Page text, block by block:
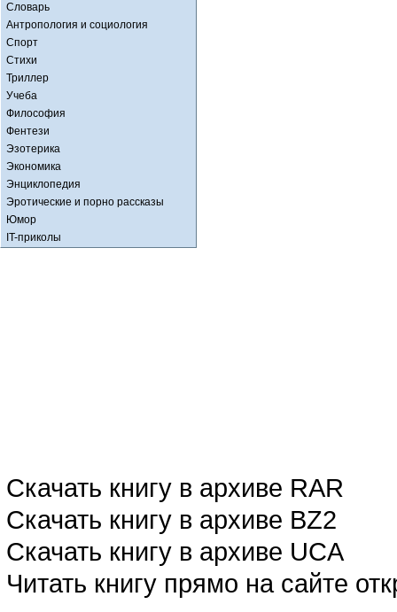
Словарь
Антропология и социология
Спорт
Стихи
Триллер
Учеба
Философия
Фентези
Эзотерика
Экономика
Энциклопедия
Эротические и порно рассказы
Юмор
IT-приколы
Скачать книгу в архиве RAR
Скачать книгу в архиве BZ2
Скачать книгу в архиве UCA
Читать книгу прямо на сайте